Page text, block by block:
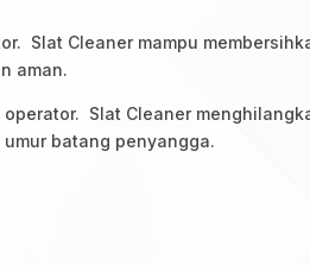
Slat Cleaner mampu
aman.
Slat Cleaner
batang penyangga.